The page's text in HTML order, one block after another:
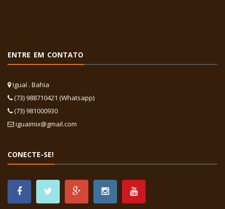
ENTRE EM CONTATO
Iguaí . Bahia
(73) 988710421 (Whatsapp)
(73) 981000930
iguaimix@gmail.com
CONECTE-SE!